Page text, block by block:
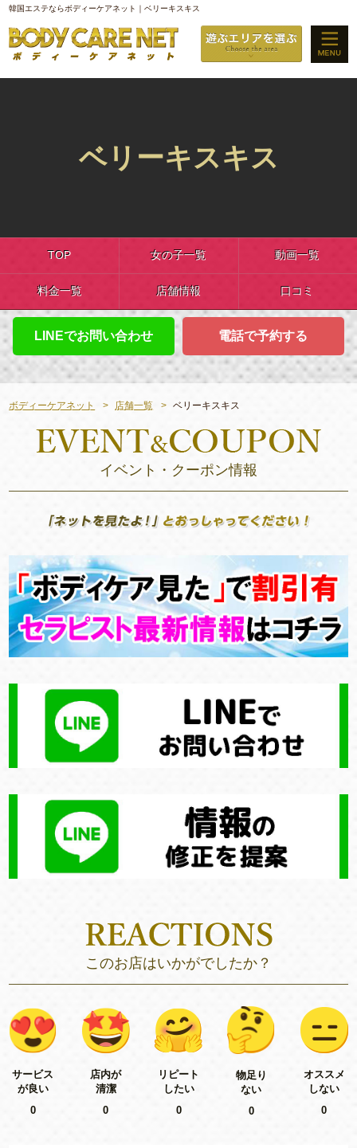
韓国エステならボディーケアネット｜ベリーキスキス
ベリーキスキス
TOP 女の子一覧 動画一覧
料金一覧 店舗情報 口コミ
LINEでお問い合わせ 電話で予約する
ボディーケアネット 店舗一覧 ベリーキスキス
イベント・クーポン情報
このお店はいかがでしたか？
サービス
が良い
0
店内が
清潔
0
リピート
したい
0
物足り
ない
0
オススメ
しない
0